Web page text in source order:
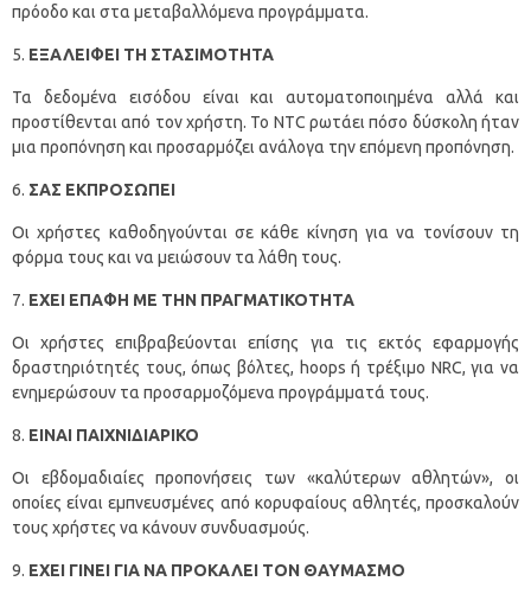
πρόοδο και στα μεταβαλλόμενα προγράμματα.
ΕΞΑΛΕΙΦΕΙ ΤΗ ΣΤΑΣΙΜΟΤΗΤΑ
Τα δεδομένα εισόδου είναι και αυτοματοποιημένα αλλά και
προστίθενται από τον χρήστη. Το NTC ρωτάει πόσο δύσκολη ήταν
μια προπόνηση και προσαρμόζει ανάλογα την επόμενη προπόνηση.
ΣΑΣ ΕΚΠΡΟΣΩΠΕΙ
Οι χρήστες καθοδηγούνται σε κάθε κίνηση για να τονίσουν τη
φόρμα τους και να μειώσουν τα λάθη τους.
ΕΧΕΙ ΕΠΑΦΗ ΜΕ ΤΗΝ ΠΡΑΓΜΑΤΙΚΟΤΗΤΑ
Οι χρήστες επιβραβεύονται επίσης για τις εκτός εφαρμογής
δραστηριότητές τους, όπως βόλτες, hoops ή τρέξιμο NRC, για να
ενημερώσουν τα προσαρμοζόμενα προγράμματά τους.
ΕΙΝΑΙ ΠΑΙΧΝΙΔΙΑΡΙΚΟ
Οι εβδομαδιαίες προπονήσεις των «καλύτερων αθλητών», οι
οποίες είναι εμπνευσμένες από κορυφαίους αθλητές, προσκαλούν
τους χρήστες να κάνουν συνδυασμούς.
ΕΧΕΙ ΓΙΝΕΙ ΓΙΑ ΝΑ ΠΡΟΚΑΛΕΙ ΤΟΝ ΘΑΥΜΑΣΜΟ